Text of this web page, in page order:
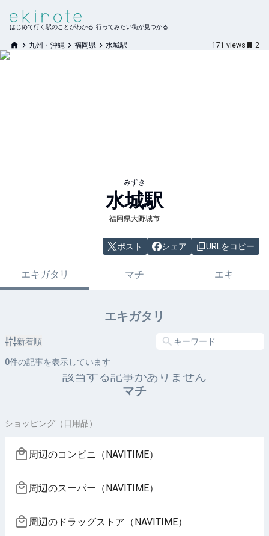
はじめて行く駅のことがわかる 行ってみたい街が見つかる
九州・沖縄 福岡県 水城駅 171 views 2
みずき
水城駅
福岡県大野城市
ポスト シェア URLをコピー
エキガタリ マチ エキ
エキガタリ
新着順
0件の記事を表示しています
該当する記事がありません
マチ
ショッピング（日用品）
周辺のコンビニ（NAVITIME）
周辺のスーパー（NAVITIME）
周辺のドラッグストア（NAVITIME）